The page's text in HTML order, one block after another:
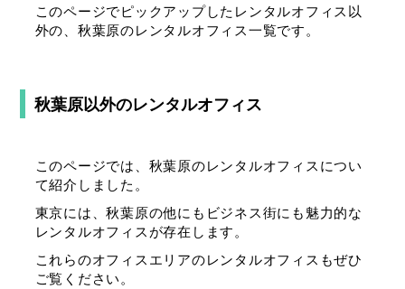
このページでピックアップしたレンタルオフィス以
外の、秋葉原のレンタルオフィス一覧です。
秋葉原以外のレンタルオフィス
このページでは、秋葉原のレンタルオフィスについ
て紹介しました。
東京には、秋葉原の他にもビジネス街にも魅力的な
レンタルオフィスが存在します。
これらのオフィスエリアのレンタルオフィスもぜひ
ご覧ください。